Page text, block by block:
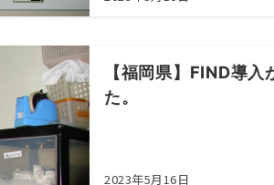
【福岡県】FIND導
た。
2023年5月16日